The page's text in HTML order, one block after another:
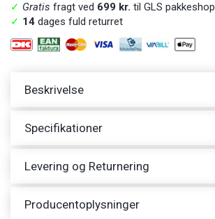
✓ Gratis fragt ved 699 kr. til GLS pakkeshop
✓ 14 dages fuld returret
Beskrivelse
Specifikationer
Levering og Returnering
Producentoplysninger